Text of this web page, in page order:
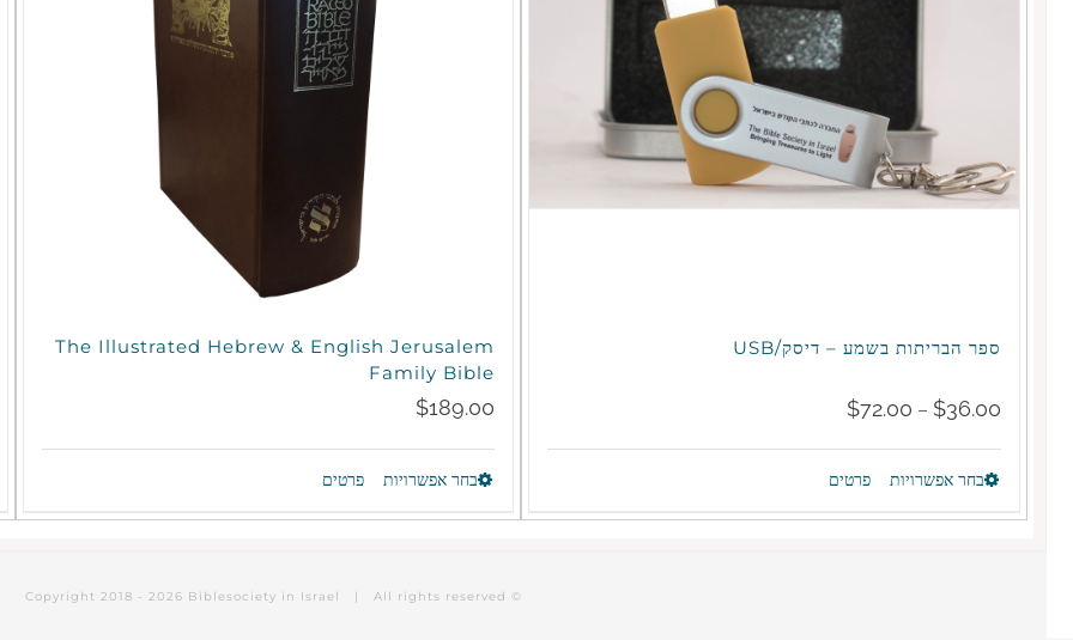
ספר הבריתות בשמע – דיסק/USB
$36.00
–
$72.00
range:
$36.00
בחר אפשרויותלמוצרפרטים
The Illustrated Hebrew & English Jerusalem
Family Bible
$189.00
בחר אפשרויותלמוצרפרטים
© Copyright 2018 -
2026 Biblesociety in Israel | All rights reserved